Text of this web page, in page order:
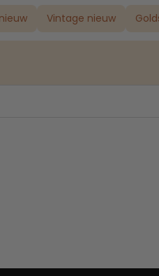
Vintage nieuw